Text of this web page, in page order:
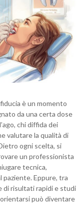
è un momento
da una certa dose
chi diffida dei
valutare la qualità di
ogni scelta, si
un professionista
tecnica,
paziente. Eppure, tra
di risultati rapidi e studi
orientarsi può diventare